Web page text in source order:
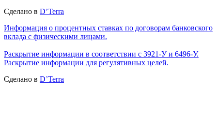
Сделано в D’Terra
Информация о процентных ставках по договорам банковского
вклада с физическими лицами.
Раскрытие информации в соответствии с 3921-У и 6496-У.
Раскрытие информации для регулятивных целей.
Сделано в D’Terra